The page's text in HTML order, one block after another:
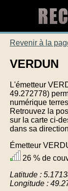
Revenir à la
VERDUN
L'émetteur
49.272778)
numérique
Retrouvez la
sur la carte ci-
dans sa
Émetteur
26 % de
Latitude :
Longitude :